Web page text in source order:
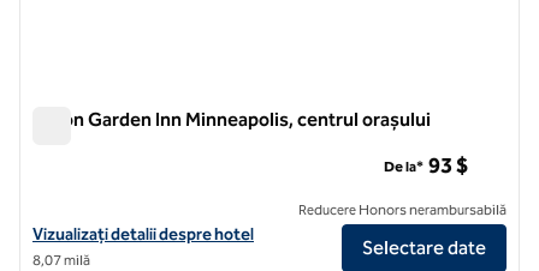
Hilton Garden Inn Minneapolis, centrul orașului
Vizualizați detaliile hotelului Hilton Garden Inn Minneapolis, centrul
Vizualizați detalii despre hotel
8,07 milă
De la* 93 $
Reducere Honors nerambursabilă
Selectare date